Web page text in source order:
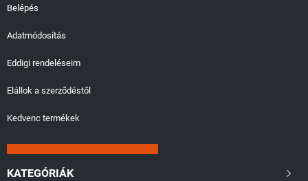
Belépés
Adatmódosítás
Eddigi rendeléseim
Elállok a szerződéstől
Kedvenc termékek
KATEGÓRIÁK 